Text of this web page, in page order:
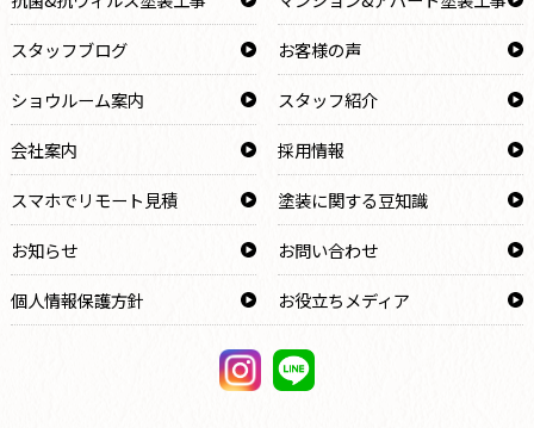
スタッフブログ
お客様の声
ショウルーム案内
スタッフ紹介
会社案内
採用情報
スマホでリモート見積
塗装に関する豆知識
お知らせ
お問い合わせ
個人情報保護方針
お役立ちメディア